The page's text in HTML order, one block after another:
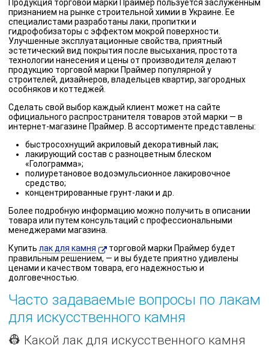
Продукция торговой марки Праймер пользуется заслуженным
признанием на рынке строительной химии в Украине. Ее
специалистами разработаны лаки, пропитки и
гидрофобизаторы с эффектом мокрой поверхности.
Улучшенные эксплуатационные свойства, приятный
эстетический вид покрытия после высыхания, простота
технологии нанесения и цены от производителя делают
продукцию торговой марки Праймер популярной у
строителей, дизайнеров, владельцев квартир, загородных
особняков и коттеджей.
Сделать свой выбор каждый клиент может на сайте
официального распространителя товаров этой марки — в
интернет-магазине Праймер. В ассортименте представлены:
быстросохнущий акриловый декоративный лак;
лакирующий состав с разноцветным блеском
«Голограмма»;
полиуретановое водоэмульсионное лакировочное
средство;
концентрированные грунт-лаки и др.
Более подробную информацию можно получить в описании
товара или путем консультаций с профессиональными
менеджерами магазина.
Купить лак для камня
торговой марки Праймер будет
правильным решением, — и вы будете приятно удивлены
ценами и качеством товара, его надежностью и
долговечностью.
Часто задаваемые вопросы по лакам
для искусственного камня
👷 Какой лак для искусственного камня